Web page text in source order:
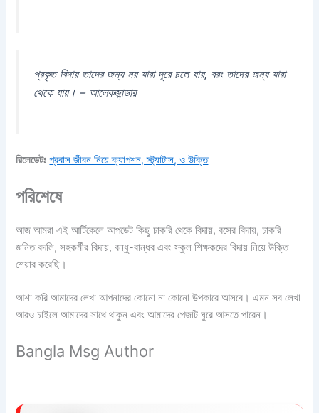
প্রকৃত বিদায় তাদের জন্য নয় যারা দূরে চলে যায়, বরং তাদের জন্য যারা
থেকে যায়। – আলেকজান্ডার
রিলেডেটঃ প্রবাস জীবন নিয়ে ক্যাপশন, স্ট্যাটাস, ও উক্তি
পরিশেষে
আজ আমরা এই আর্টিকেলে আপডেট কিছু চাকরি থেকে বিদায়, বসের বিদায়, চাকরি
জনিত বদলি, সহকর্মীর বিদায়, বন্ধু-বান্ধব এবং স্কুল শিক্ষকদের বিদায় নিয়ে উক্তি
শেয়ার করেছি।
আশা করি আমাদের লেখা আপনাদের কোনো না কোনো উপকারে আসবে। এমন সব লেখা
আরও চাইলে আমাদের সাথে থাকুন এবং আমাদের পেজটি ঘুরে আসতে পারেন।
Bangla Msg Author